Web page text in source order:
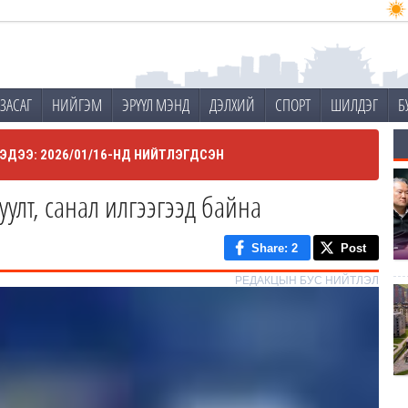
НИЙГЭМ ЭРҮҮЛ МЭНД ДЭЛХИЙ СПОРТ ШИЛДЭГ
2026/01/16-НД НИЙТЛЭГДСЭН
санал илгээгээд байна
Share: 2 Post
РЕДАКЦЫН БУС НИЙТЛЭЛ